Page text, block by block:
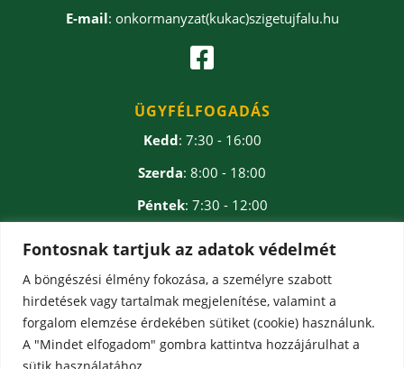
Fontosnak tartjuk az adatok védelmét
A böngészési élmény fokozása, a személyre szabott
hirdetések vagy tartalmak megjelenítése, valamint a
forgalom elemzése érdekében sütiket (cookie) használunk.
A "Mindet elfogadom" gombra kattintva hozzájárulhat a
sütik használatához.
E-mail: onkormanyzat(kukac)szigetujfalu.hu

ÜGYFÉLFOGADÁS
Kedd: 7:30 - 16:00
Szerda: 8:00 - 18:00
Péntek: 7:30 - 12:00